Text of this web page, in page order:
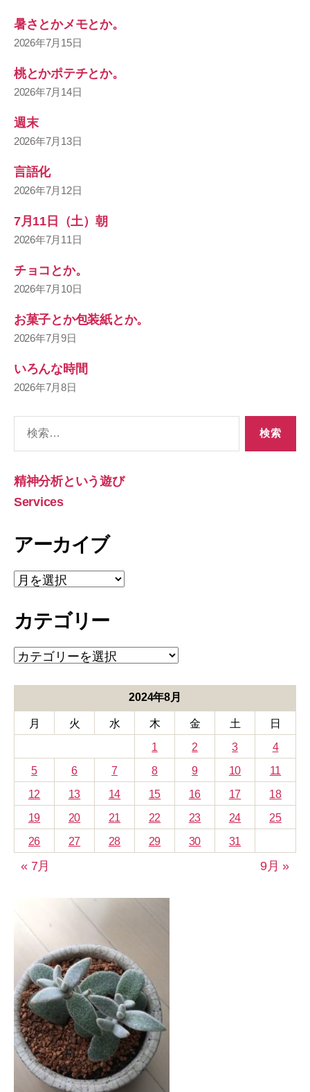
暑さとかメモとか。
2026年7月15日
桃とかポテチとか。
2026年7月14日
週末
2026年7月13日
言語化
2026年7月12日
7月11日（土）朝
2026年7月11日
チョコとか。
2026年7月10日
お菓子とか包装紙とか。
2026年7月9日
いろんな時間
2026年7月8日
象:
精神分析という遊び
Services
アーカイブ
ア
ー
イ
カテゴリー
カ
テ
ー
2024年8月
月 火 水 木 金 土
日
1
2 3
4
5
6 7 8 9 10
11
12
13 14 15 16 17
18
19
20 21 22 23 24
25
26
27 28 29 30 31
« 7月 9月 »